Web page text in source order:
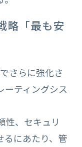
略「最も安
さらに強化さ
ーティングシス
性、セキュリ
るにあたり、管